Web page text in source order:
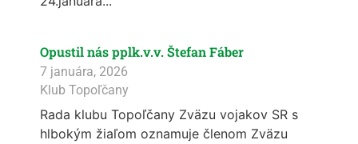
Opustil nás pplk.v.v. Štefan Fáber
7 januára, 2026
Klub Topoľčany
Rada klubu Topoľčany Zväzu vojakov SR s
hlbokým žiaľom oznamuje členom Zväzu